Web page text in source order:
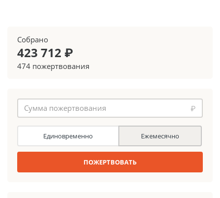
Собрано
423 712 ₽
474 пожертвования
₽
Единовременно Ежемесячно
ПОЖЕРТВОВАТЬ